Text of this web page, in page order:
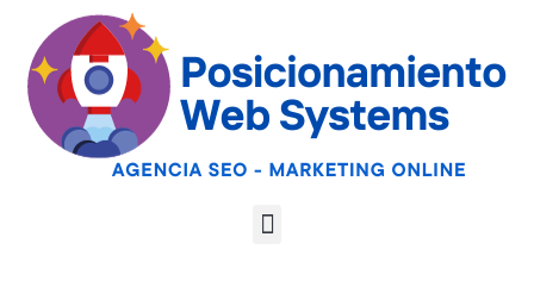
Optimiza tu web
para las AI
Google
Overviews y los
LLMs
Analiza tu web gratis